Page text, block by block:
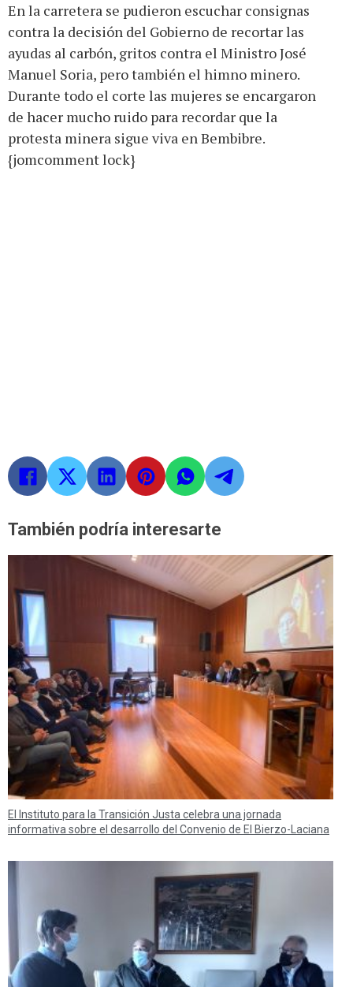
En la carretera se pudieron escuchar consignas
contra la decisión del Gobierno de recortar las
ayudas al carbón, gritos contra el Ministro José
Manuel Soria, pero también el himno minero.
Durante todo el corte las mujeres se encargaron
de hacer mucho ruido para recordar que la
protesta minera sigue viva en Bembibre.
{jomcomment lock}
También podría interesarte
El Instituto para la Transición Justa celebra una jornada
informativa sobre el desarrollo del Convenio de El Bierzo-Laciana